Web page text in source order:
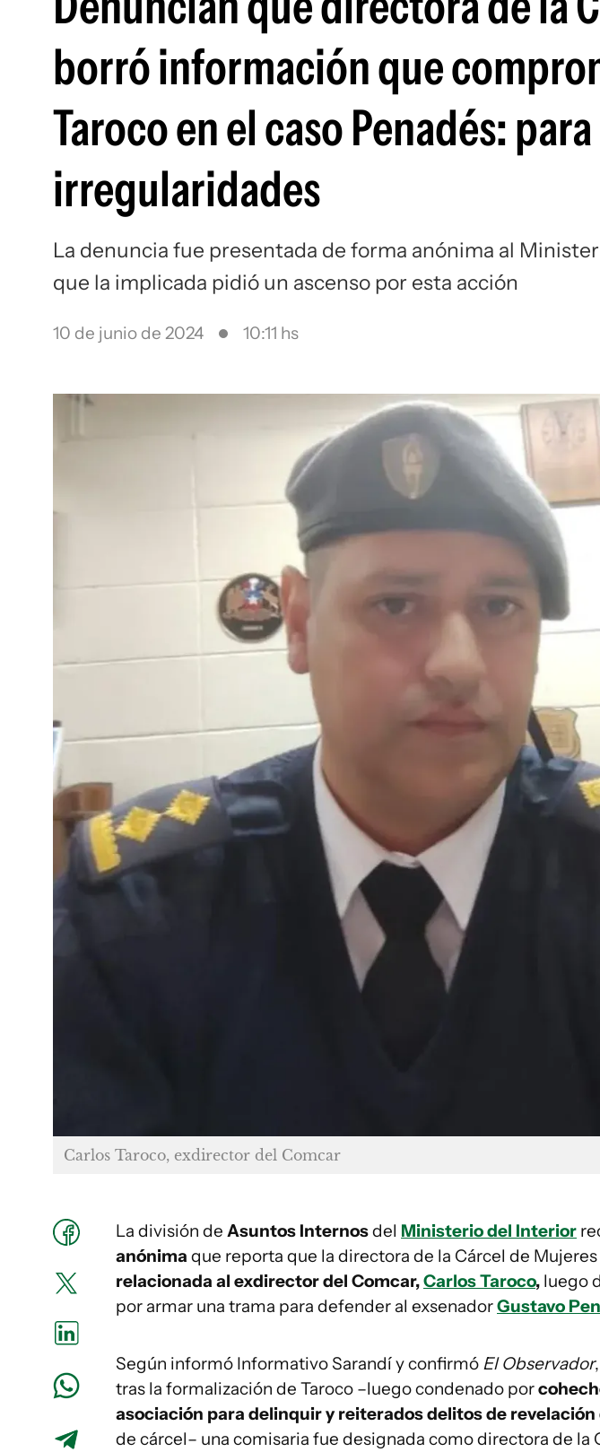
borró información que
Taroco en el caso Penadés:
irregularidades
La denuncia fue presentada de forma anónima al
que la implicada pidió un ascenso por esta acción
10 de junio de 2024 10:11 hs
Carlos Taroco, exdirector del Comcar
La división de Asuntos Internosdel Ministerio del Interior
anónima que reporta que la directora de la Cárcel de Mujeres
relacionada al exdirector del Comcar,Carlos Taroco, luego
por armar una trama para defender al exsenadorGustavo
Según informó Informativo Sarandí y confirmó El Observador
tras la formalización de Taroco –luego condenado por
asociación para delinquir y reiterados delitos de
de cárcel– una comisaria fue designada como directora de la